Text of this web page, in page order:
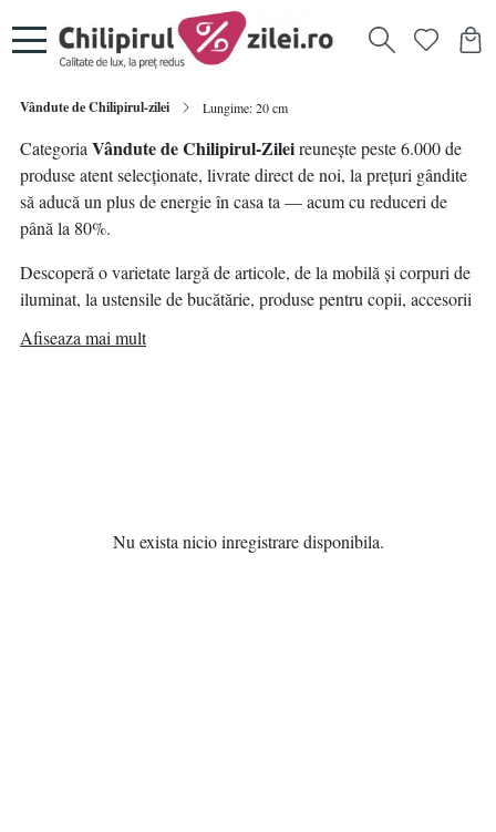
Vândute de Chilipirul-zilei Lungime: 20 cm
Categoria Vândute de Chilipirul-Zileireunește peste 6.000 de
produse atent selecționate, livrate direct de noi, la prețuri gândite
să aducă un plus de energie în casa ta — acum cu reduceri de
până la 80%.
Descoperă o varietate largă de articole, de la mobilă și corpuri de
iluminat, la ustensile de bucătărie, produse pentru copii, accesorii
idei practice pentru un nou început.
Afiseaza mai mult
Nu exista nicio inregistrare disponibila.